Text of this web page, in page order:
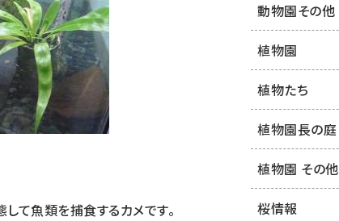
て魚類を捕食するカメです。
動物園その他
植物園
植物たち
植物園長の庭
植物園 その他
桜情報